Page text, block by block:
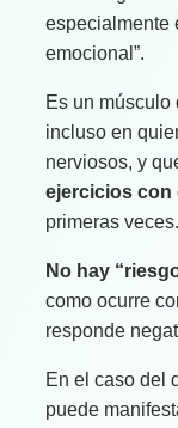
especialmente
emocional”.
Es un músculo
incluso en
nerviosos, y
ejercicios con
primeras veces.
No hay
como ocurre
responde
En el caso del
puede